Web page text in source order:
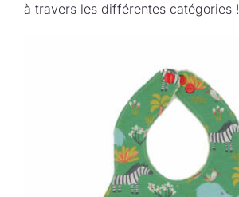
à travers les différentes catégories !